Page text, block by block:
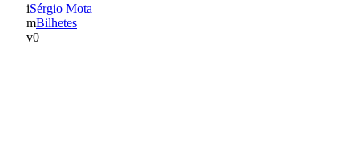
Sérgio Mota
Bilhetes
0